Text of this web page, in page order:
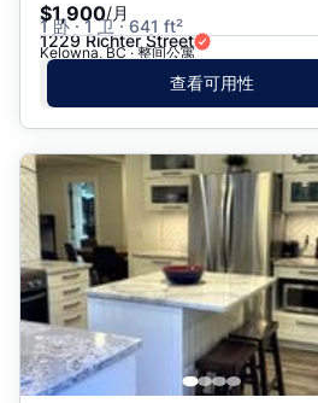
$1,900/月
1 卧 · 1 卫 · 641 ft²
1229 Richter Street
Kelowna, BC · 整间公寓
查看可用性